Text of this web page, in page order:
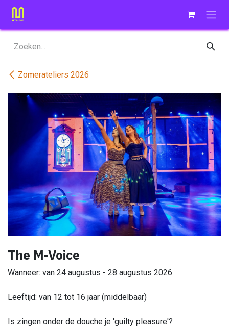
Overslaan naar inhoud
Zomerateliers 2026
The M-Voice
Wanneer: van 24 augustus - 28 augustus 2026
Leeftijd: van 12 tot 16 jaar (middelbaar)
Is zingen onder de douche je 'guilty pleasure'?